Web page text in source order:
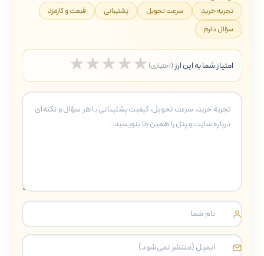
تجربه خرید
سرعت تحویل پشتیبانی
قیمت و کارمزد
سؤال دارم
امتیاز شما به این ارز (اختیاری) ★
5 ستاره
★
4 ستاره
★
3 ستاره
★
2 ستاره
★
1 ستاره